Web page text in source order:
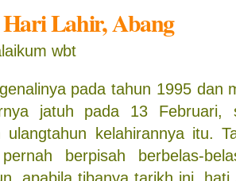
Hari Lahir, Abang
wbt
pada tahun 1995 dan
jatuh pada 13 Februari,
ulangtahun kelahirannya itu.
berpisah berbelas-
apabila tibanya tarikh ini,